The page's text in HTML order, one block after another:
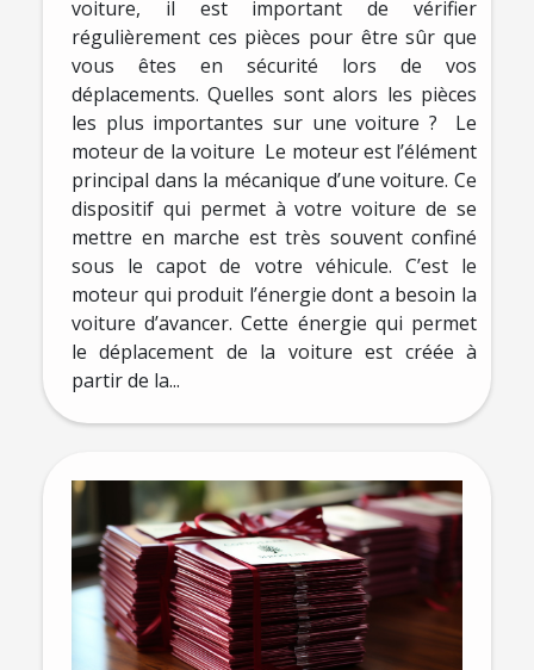
voiture, il est important de vérifier
régulièrement ces pièces pour être sûr que
vous êtes en sécurité lors de vos
déplacements. Quelles sont alors les pièces
les plus importantes sur une voiture ? Le
moteur de la voiture Le moteur est l’élément
principal dans la mécanique d’une voiture. Ce
dispositif qui permet à votre voiture de se
mettre en marche est très souvent confiné
sous le capot de votre véhicule. C’est le
moteur qui produit l’énergie dont a besoin la
voiture d’avancer. Cette énergie qui permet
le déplacement de la voiture est créée à
partir de la...